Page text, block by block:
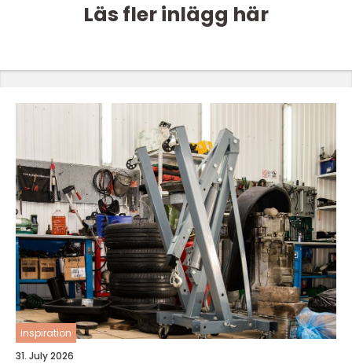
Läs fler inlägg här
inspiration
31. July 2026